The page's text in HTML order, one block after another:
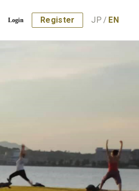
Login Register JP / EN